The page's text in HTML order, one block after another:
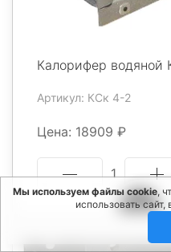
Калорифер водяной
Артикул: КСк 4-2
Цена: 18909 ₽
1
Мы используем файлы cookie,
использовать